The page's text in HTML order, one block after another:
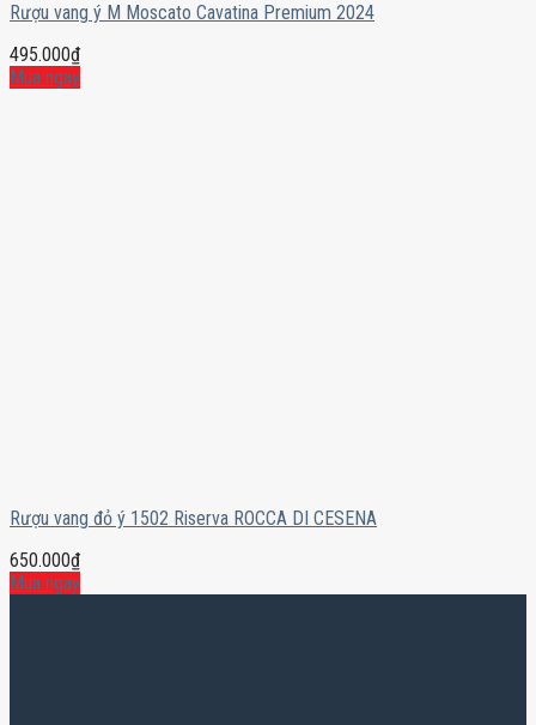
Rượu vang ý M Moscato Cavatina Premium 2024
495.000₫
Mua ngay
Rượu vang đỏ ý 1502 Riserva ROCCA DI CESENA
650.000₫
Mua ngay